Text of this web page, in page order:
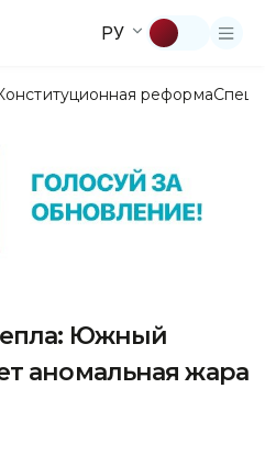
РУ
реформа
Южный
аномальная жара